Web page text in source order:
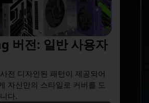
버전: 일반 사용자
전 디자인된 패턴이 제공되어
자신만의 스타일로 커버를 도
다.